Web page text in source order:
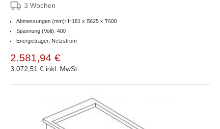
3 Wochen
Abmessungen (mm): H181 x B625 x T600
Spannung (Volt): 400
Energieträger: Netzstrom
2.581,94 €
3.072,51 € inkl. MwSt.